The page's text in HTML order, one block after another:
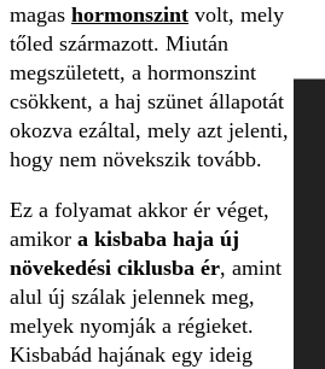
magas hormonszint volt, mely
tőled származott. Miután
megszületett, a hormonszint
csökkent, a haj szünet állapotát
okozva ezáltal, mely azt jelenti,
hogy nem növekszik tovább.
Ez a folyamat akkor ér véget,
amikor a kisbaba haja új
növekedési ciklusba ér, amint
alul új szálak jelennek meg,
melyek nyomják a régieket.
Kisbabád hajának egy ideig